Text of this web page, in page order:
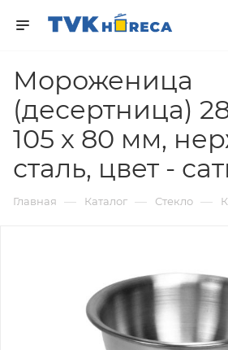
Мороженица
(десертница)
105 х 80 мм,
сталь, цвет -
Главная — Каталог — Стекло —